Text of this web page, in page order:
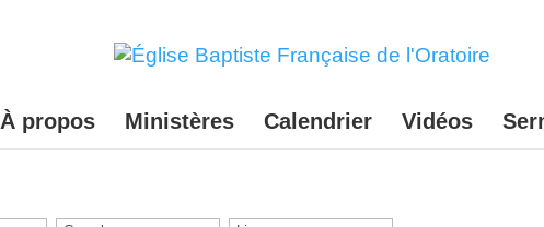
À propos Ministères Calendrier Vidéos